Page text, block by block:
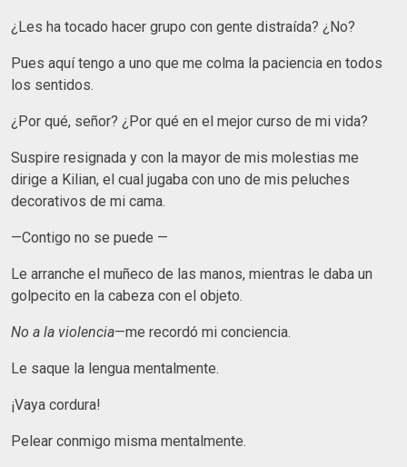
¿Les ha tocado hacer grupo con gente distraída? ¿No?
Pues aquí tengo a uno que me colma la paciencia en todos
los sentidos.
¿Por qué, señor? ¿Por qué en el mejor curso de mi vida?
Suspire resignada y con la mayor de mis molestias me
dirige a Kilian, el cual jugaba con uno de mis peluches
decorativos de mi cama.
—Contigo no se puede —
Le arranche el muñeco de las manos, mientras le daba un
golpecito en la cabeza con el objeto.
No a la violencia—me recordó mi conciencia.
Le saque la lengua mentalmente.
¡Vaya cordura!
Pelear conmigo misma mentalmente.